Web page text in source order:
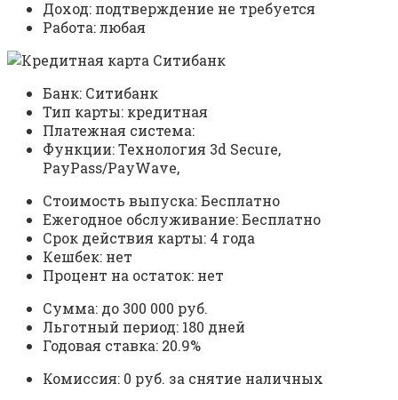
Доход: подтверждение не требуется
Работа: любая
Банк: Ситибанк
Тип карты: кредитная
Платежная система:
Функции: Технология 3d Secure,
PayPass/PayWave,
Стоимость выпуска: Бесплатно
Ежегодное обслуживание: Бесплатно
Срок действия карты: 4 года
Кешбек: нет
Процент на остаток: нет
Сумма: до 300 000 руб.
Льготный период: 180 дней
Годовая ставка: 20.9%
Комиссия: 0 руб. за снятие наличных